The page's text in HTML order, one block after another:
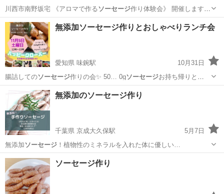
川西市南野坂宅 《アロマで作るソーセージ作り体験会》 開催します🥰
…兵庫 川西市 多田駅 クラフト
無添加ソーセージ作りとおしゃべりランチ会
愛知県 味鋺駅
10月31日
腸詰してのソーセージ作りの会✨ 50… 0gソーセージお持ち帰りと
ラ…
名古屋市 味鋺駅 ソーセージ
無添加のソーセージ作り
千葉県 京成大久保駅
5月7日
無添加ソーセージ！植物性のミネラルを入れた体に優しい…
千葉 習志野市 京成大久保駅
ソーセージ作り